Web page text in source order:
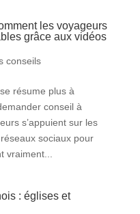
les voyageurs
grâce aux vidéos
conseils
résume plus à
conseil à
s’appuient sur les
sociaux pour
vraiment...
: églises et